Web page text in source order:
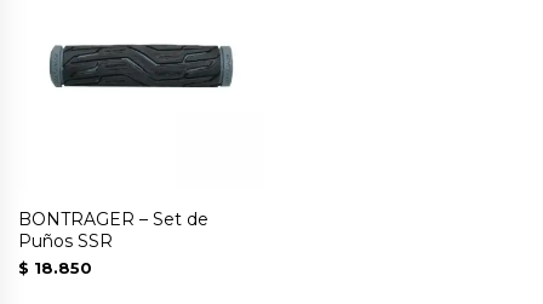
BONTRAGER – Set de
Puños SSR
$ 18.850